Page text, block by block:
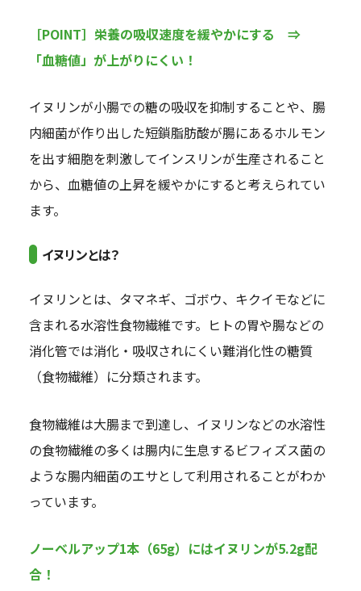
［POINT］栄養の吸収速度を緩やかにする ⇒
「血糖値」が上がりにくい！
イヌリンが小腸での糖の吸収を抑制することや、腸
内細菌が作り出した短鎖脂肪酸が腸にあるホルモン
を出す細胞を刺激してインスリンが生産されること
から、血糖値の上昇を緩やかにすると考えられてい
ます。
イヌリンとは？
イヌリンとは、タマネギ、ゴボウ、キクイモなどに
含まれる水溶性食物繊維です。ヒトの胃や腸などの
消化管では消化・吸収されにくい難消化性の糖質
（食物繊維）に分類されます。
食物繊維は大腸まで到達し、イヌリンなどの水溶性
の食物繊維の多くは腸内に生息するビフィズス菌の
ような腸内細菌のエサとして利用されることがわか
っています。
ノーベルアップ1本（65g）にはイヌリンが5.2g配
合！